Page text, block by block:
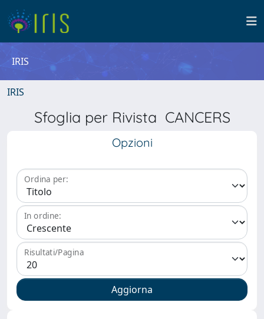
IRIS
IRIS
Sfoglia per Rivista CANCERS
Opzioni
Ordina per:
In ordine:
Risultati/Pagina